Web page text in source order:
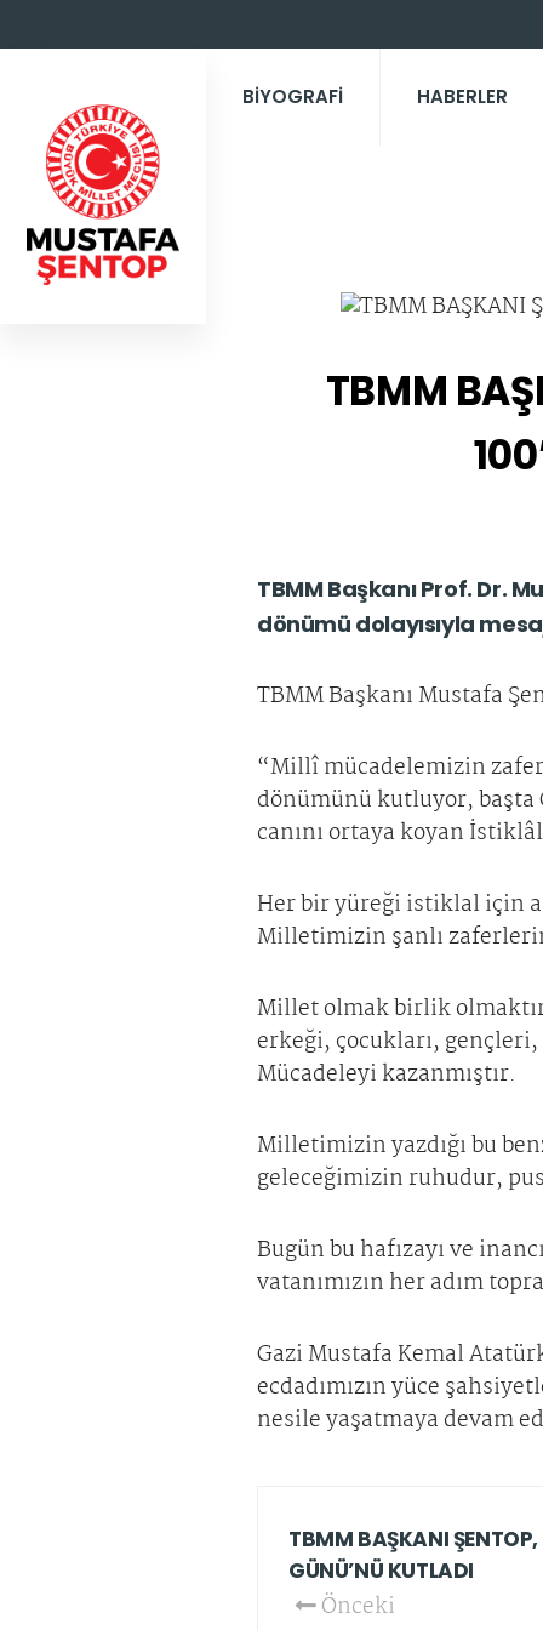
BİYOGRAFİ HABERLER
TBMM
TBMM Başkanı Prof. Dr.
dönümü dolayısıyla
TBMM Başkanı Mustafa
“Millî mücadelemizin
dönümünü kutluyor, başta
canını ortaya koyan
Her bir yüreği istiklal için
Milletimizin şanlı
Millet olmak birlik
erkeği, çocukları,
Mücadeleyi kazanmıştır.
Milletimizin yazdığı bu
geleceğimizin ruhudur,
Bugün bu hafızayı ve
vatanımızın her adım
Gazi Mustafa Kemal
ecdadımızın yüce
nesile yaşatmaya devam
TBMM BAŞKANI
GÜNÜ’NÜ KUTLADI
Önceki